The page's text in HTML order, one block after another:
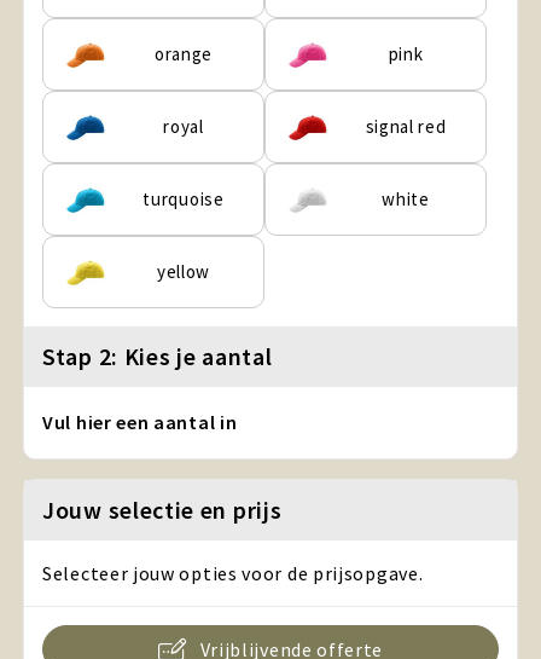
orange pink
royal signal red
turquoise white
yellow
Stap 2: Kies je aantal
Vul hier een aantal in
Jouw selectie en prijs
Selecteer jouw opties voor de prijsopgave.
Vrijblijvende offerte